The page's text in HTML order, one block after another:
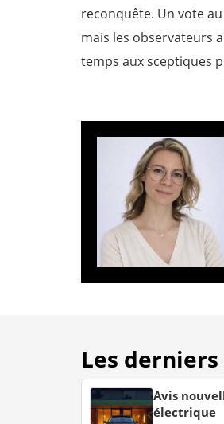
reconquête. Un vote
mais les observateurs
temps aux sceptiques
Les
Avis
électrique